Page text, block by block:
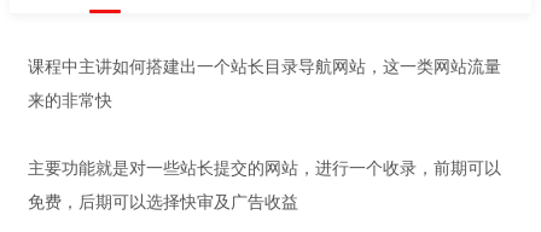
课程中主讲如何搭建出一个站长目录导航网站，这一类网站流量
来的非常快
主要功能就是对一些站长提交的网站，进行一个收录，前期可以
免费，后期可以选择快审及广告收益